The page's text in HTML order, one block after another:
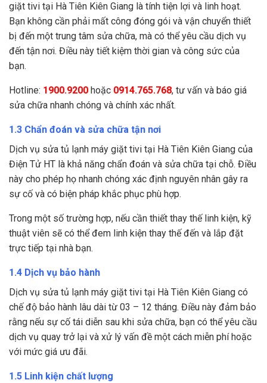
giặt tivi tại Hà Tiên Kiên Giang là tính tiện lợi và linh hoạt.
Bạn không cần phải mất công đóng gói và vận chuyển thiết
bị đến một trung tâm sửa chữa, mà có thể yêu cầu dịch vụ
đến tận nơi. Điều này tiết kiệm thời gian và công sức của
bạn.
Hotline: 1900.9200 hoặc 0914.765.768, tư vấn và báo giá
sửa chữa nhanh chóng và chính xác nhất.
1.3 Chẩn đoán và sửa chữa tận nơi
Dịch vụ sửa tủ lạnh máy giặt tivi tại Hà Tiên Kiên Giang của
Điện Tử HT là khả năng chẩn đoán và sửa chữa tại chỗ. Điều
này cho phép họ nhanh chóng xác định nguyên nhân gây ra
sự cố và có biện pháp khắc phục phù hợp.
Trong một số trường hợp, nếu cần thiết thay thế linh kiện, kỹ
thuật viên sẽ có thể đem linh kiện thay thế đến và lắp đặt
trực tiếp tại nhà bạn.
1.4 Dịch vụ bảo hành
Dịch vụ sửa tủ lạnh máy giặt tivi tại Hà Tiên Kiên Giang có
chế độ bảo hành lâu dài từ 03 – 12 tháng. Điều này đảm bảo
rằng nếu sự cố tái diễn sau khi sửa chữa, bạn có thể yêu cầu
dịch vụ quay trở lại và xử lý vấn đề một cách miễn phí hoặc
với mức giá ưu đãi.
1.5 Linh kiện chất lượng